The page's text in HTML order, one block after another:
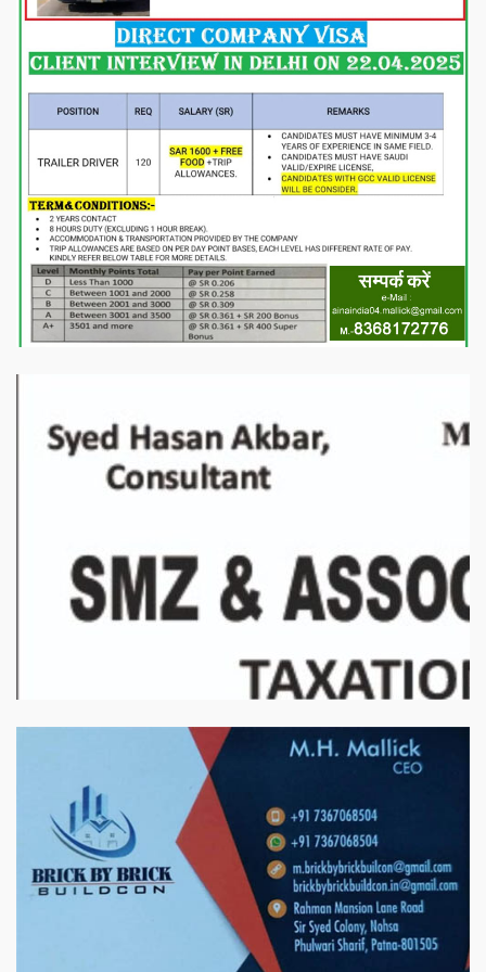
बिरादराने मिलात – अतिना वेलफ़ेयर फाउंडेशन, बेरोजगार महिलाओं के लिए बेहतर
स्वयं रोजगार के एक बेहतर अवसर प्रदान करने जा रहा है जिसके लिये महिलाओं
को प्रशिक्षित कर उन्हें स्वयं रोजगार सम्मुख बनाया जा सके। ताकि उन्हें अपनी
आजीविका के लिए अपना घर छोड़ना न पड़े। निवेदक – अतिना वेलफेयर